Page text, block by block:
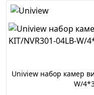
Uniview набор камер
W/